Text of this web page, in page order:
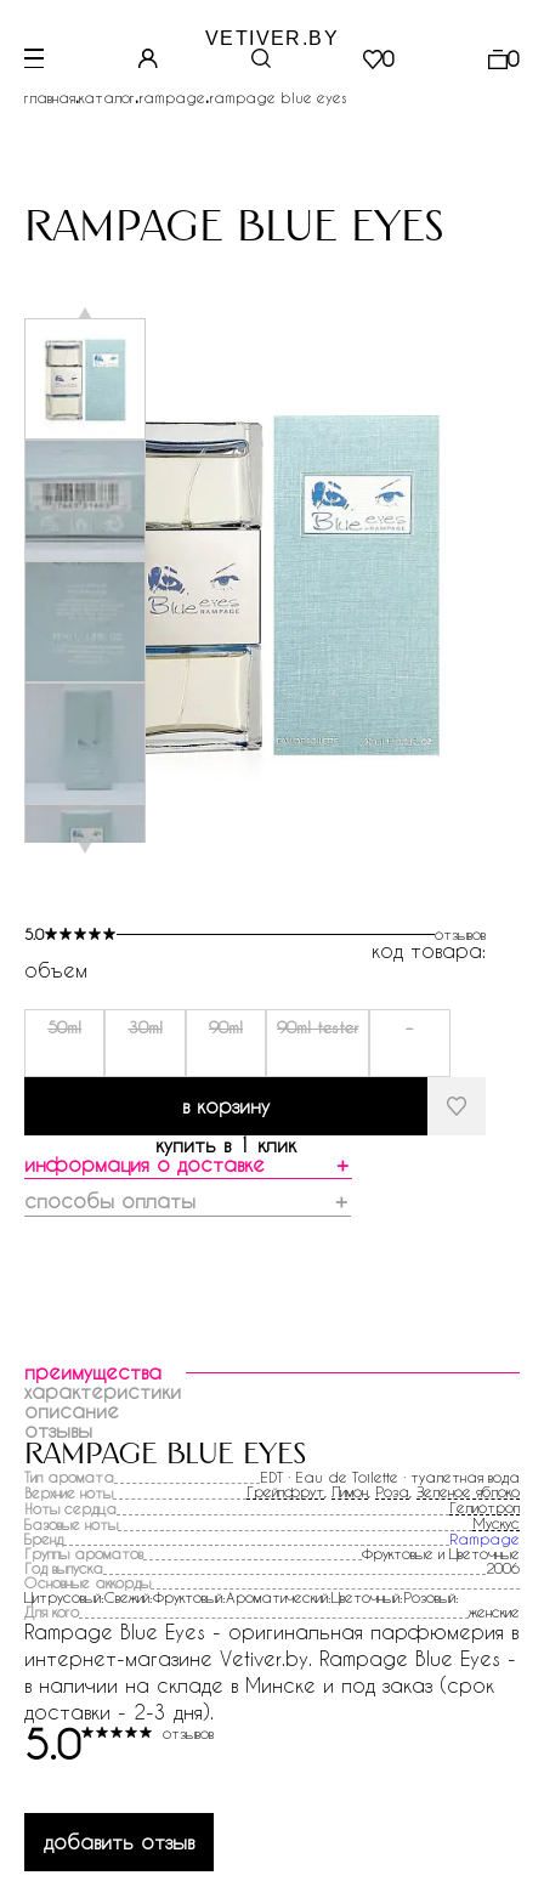
VETIVER.BY
0 0
главная.каталог.rampage.rampage blue eyes
rampage blue eyes
5.0 отзывов
код товара:
объем
50ml 30ml 90ml 90ml tester -
в корзину
купить в 1 клик
информация о доставке
＋
способы оплаты
＋
преимущества
характеристики
описание
отзывы
rampage blue eyes
Тип аромата
EDT · Eau de Toilette · туалетная вода
Верхние ноты
Грейпфрут Лимон Роза Зеленое яблоко
Ноты сердца
Гелиотроп
Базовые ноты
Мускус
Бренд
Rampage
Группы ароматов
Фруктовые и Цветочные
Год выпуска
2006
Основные аккорды
Цитрусовый:Свежий:Фруктовый:Ароматический:Цветочный:Розовый:
Для кого
женские
Rampage Blue Eyes - оригинальная парфюмерия в
интернет-магазине Vetiver.by. Rampage Blue Eyes -
в наличии на складе в Минске и под заказ (срок
доставки - 2-3 дня).
5.0 отзывов
добавить отзыв